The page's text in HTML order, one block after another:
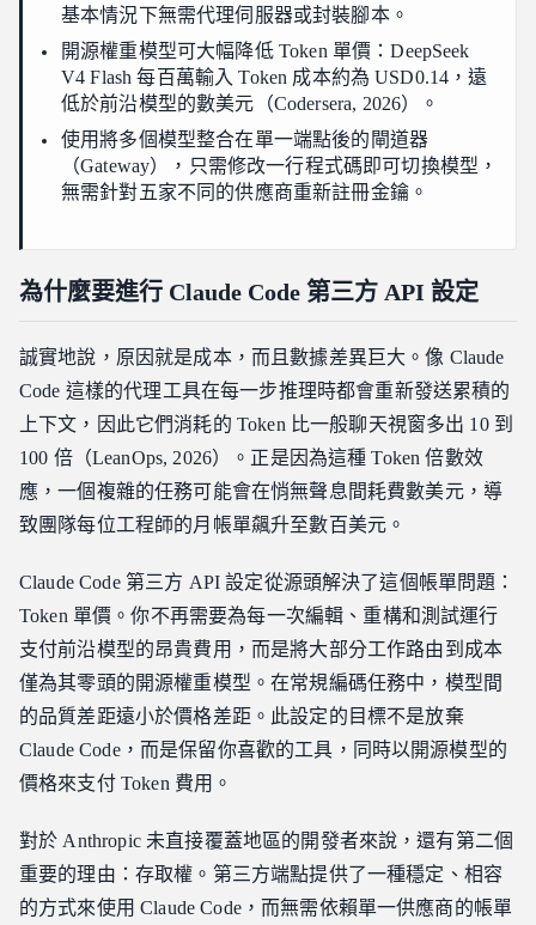
基本情況下無需代理伺服器或封裝腳本。
開源權重模型可大幅降低 Token 單價：DeepSeek
V4 Flash 每百萬輸入 Token 成本約為 USD0.14，遠
低於前沿模型的數美元（Codersera, 2026）。
使用將多個模型整合在單一端點後的閘道器
（Gateway），只需修改一行程式碼即可切換模型，
無需針對五家不同的供應商重新註冊金鑰。
為什麼要進行 Claude Code 第三方 API 設定
誠實地說，原因就是成本，而且數據差異巨大。像 Claude
Code 這樣的代理工具在每一步推理時都會重新發送累積的
上下文，因此它們消耗的 Token 比一般聊天視窗多出 10 到
100 倍（LeanOps, 2026）。正是因為這種 Token 倍數效
應，一個複雜的任務可能會在悄無聲息間耗費數美元，導
致團隊每位工程師的月帳單飆升至數百美元。
Claude Code 第三方 API 設定從源頭解決了這個帳單問題：
Token 單價。你不再需要為每一次編輯、重構和測試運行
支付前沿模型的昂貴費用，而是將大部分工作路由到成本
僅為其零頭的開源權重模型。在常規編碼任務中，模型間
的品質差距遠小於價格差距。此設定的目標不是放棄
Claude Code，而是保留你喜歡的工具，同時以開源模型的
價格來支付 Token 費用。
對於 Anthropic 未直接覆蓋地區的開發者來說，還有第二個
重要的理由：存取權。第三方端點提供了一種穩定、相容
的方式來使用 Claude Code，而無需依賴單一供應商的帳單